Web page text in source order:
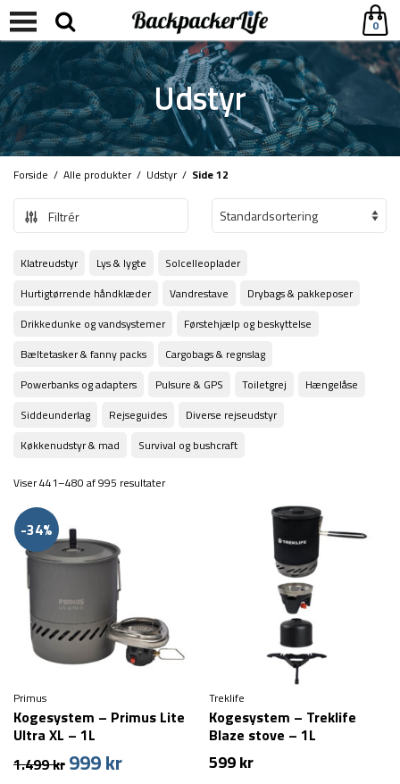
0
Udstyr
Forside / Alle produkter/ Udstyr/ Side 12
Filtrér
Klatreudstyr Lys & lygte
Solcelleoplader
Hurtigtørrende håndklæder
Vandrestave
Drybags & pakkeposer
Drikkedunke og vandsystemer
Førstehjælp og beskyttelse
Bæltetasker & fanny packs
Cargobags & regnslag
Powerbanks og adapters
Pulsure & GPS Toiletgrej
Hængelåse
Siddeunderlag
Rejseguides
Diverse rejseudstyr
Køkkenudstyr & mad
Survival og bushcraft
Viser 441–480 af 995 resultater
-34%
Primus
Kogesystem – Primus Lite
Ultra XL – 1L
1.499kr Den
999krDen
Treklife
Kogesystem – Treklife
Blaze stove – 1L
599kr